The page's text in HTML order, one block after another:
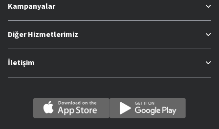
Kampanyalar
Diğer Hizmetlerimiz
İletişim